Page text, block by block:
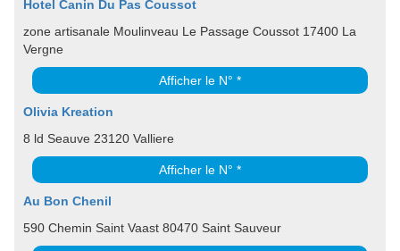
Hotel Canin Du Pas Coussot
zone artisanale Moulinveau Le Passage Coussot 17400 La
Vergne
Afficher le N° *
Olivia Kreation
8 ld Seauve 23120 Valliere
Afficher le N° *
Au Bon Chenil
590 Chemin Saint Vaast 80470 Saint Sauveur